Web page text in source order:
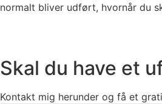
normalt bliver udført, hvornår du
Skal du have et
Kontakt mig herunder og få et